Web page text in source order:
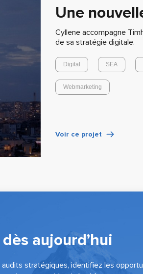
Une
Cyllene accompagne
de sa stratégie digitale.
Digital SEA
Webmarketing
Voir ce projet
aujourd’hui
stratégiques, identifiez les